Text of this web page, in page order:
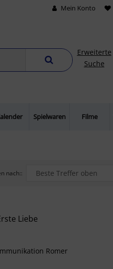
Mein Konto
Erweiterte
Suche
Spielwaren Filme
nach::
Liebe
Romer